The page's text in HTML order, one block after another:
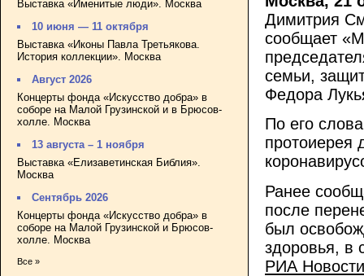
Выставка «Именитые люди». Москва
10 июня — 11 октября
Выставка «Иконы Павла Третьякова.
История коллекции». Москва
Август 2026
Концерты фонда «Искусство добра» в
соборе на Малой Грузинской и в Брюсов-
холле. Москва
13 августа – 1 ноября
Выставка «Елизаветинская Библия».
Москва
Сентябрь 2026
Концерты фонда «Искусство добра» в
соборе на Малой Грузинской и Брюсов-
холле. Москва
Все »
Димитрия
сообщает
семьи,
Федора
По его
протоиерея
Ранее
после
был
здоровья, в
РИА Новости